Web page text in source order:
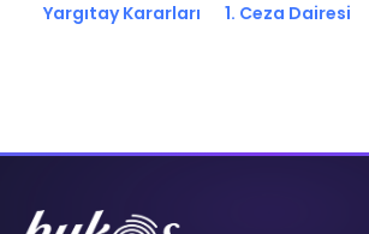
Yargıtay Kararları 1. Ceza Dairesi